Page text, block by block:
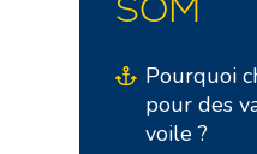
Pourquoi
pour des
voile ?